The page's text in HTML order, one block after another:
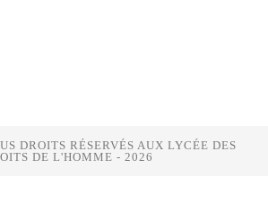
DROITS RÉSERVÉS AUX LYCÉE DES
DE L'HOMME - 2026